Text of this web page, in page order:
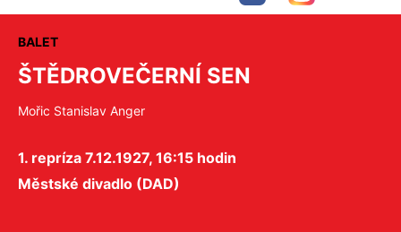
BALET
ŠTĚDROVEČERNÍ SEN
Mořic Stanislav Anger
1. repríza 7.12.1927, 16:15 hodin
Městské divadlo (DAD)